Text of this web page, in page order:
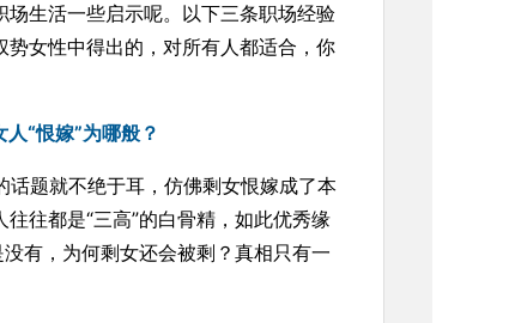
场生活一些启示呢。以下三条职场经验
势女性中得出的，对所有人都适合，你
“恨嫁”为哪般？
话题就不绝于耳，仿佛剩女恨嫁成了本
往都是“三高”的白骨精，如此优秀缘
有，为何剩女还会被剩？真相只有一